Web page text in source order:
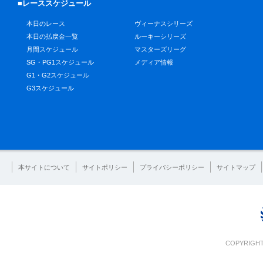
■レーススケジュール
本日のレース
本日の払戻金一覧
月間スケジュール
SG・PG1スケジュール
G1・G2スケジュール
G3スケジュール
ヴィーナスシリーズ
ルーキーシリーズ
マスターズリーグ
メディア情報
本サイトについて サイトポリシー プライバシーポリシー サイトマップ